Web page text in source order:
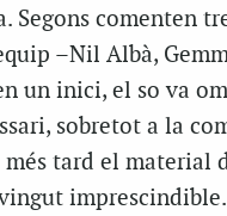
Segons comenten
–Nil Albà,
un inici, el so va
sobretot a la
més tard el material
imprescindible.